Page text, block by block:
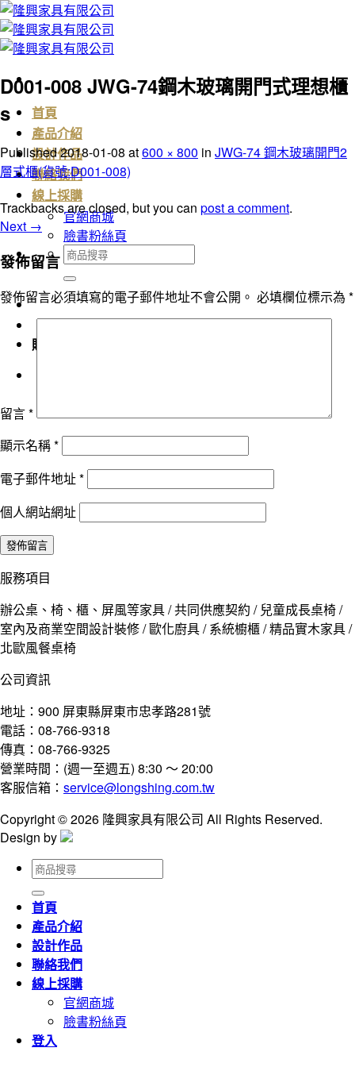
Skip
to
content
首頁
產品介紹
設計作品
聯絡我們
線上採購
官網商城
臉書粉絲頁
搜
尋
關
購物車
D001-008 JWG-74鋼木玻璃開門式理想櫃
s
Published2018-01-08 at600 × 800 in JWG-74 鋼木玻璃開門2
層式櫃(貨號:D001-008)
Trackbacks are closed, but you can post a comment.
Next →
發佈留言
發佈留言必須填寫的電子郵件地址不會公開。 必填欄位標示為 *
留言*
顯示名稱*
電子郵件地址*
個人網站網址
服務項目
辦公桌、椅、櫃、屏風等家具 / 共同供應契約 / 兒童成長桌椅 /
室內及商業空間設計裝修 / 歐化廚具 / 系統櫥櫃 / 精品實木家具 /
北歐風餐桌椅
公司資訊
地址：900 屏東縣屏東市忠孝路281號
電話：08-766-9318
傳真：08-766-9325
營業時間：(週一至週五) 8:30 ～ 20:00
客服信箱： service@longshing.com.tw
Copyright © 2026 隆興家具有限公司 All Rights Reserved.
Design by
搜
尋
關
鍵
字:
首頁
產品介紹
設計作品
聯絡我們
線上採購
官網商城
臉書粉絲頁
登入